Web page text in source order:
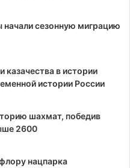
сезонную миграцию
в истории
истории России
шахмат, победив
2600
нацпарка